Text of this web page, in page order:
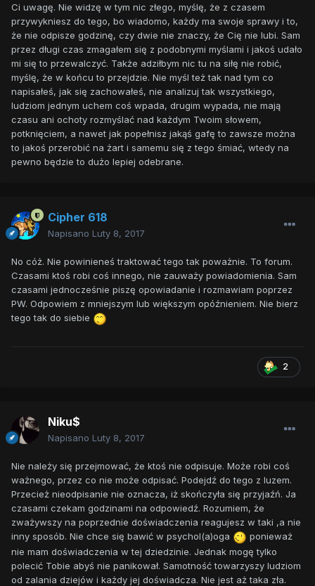
Ci uwagę. Nie widzę w tym nic złego, myślę, że z czasem
przywykniesz do tego, bo wiadomo, każdy ma swoje sprawy i to,
że nie odpisze godzinę, czy dwie nie znaczy, że Cię nie lubi. Sam
przez długi czas zmagałem się z podobnymi myślami i jakoś udało
mi się to przewalczyć. Także adziłbym nic tu na siłę nie robić,
myślę, że w końcu to przejdzie. Nie myśl też tak nad tym co
napisałeś, jak się zachowałeś, nie analizuj tak wszystkiego,
ludziom jednym uchem coś wpada, drugim wypada, nie mają
czasu ani ochoty rozmyślać nad każdym Twoim słowem,
potknięciem, a nawet jak popełnisz jakąś gafę to zawsze można
to jakoś przerobić na żart i samemu się z tego śmiać, wtedy na
pewno będzie to dużo lepiej odebrane.
Cipher 618
Napisano Luty 8, 2017
No cóż. Nie powinieneś traktować tego tak poważnie. To forum.
Czasami ktoś robi coś innego, nie zauważy powiadomienia. Sam
czasami jednocześnie piszę opowiadanie i rozmawiam poprzez
PW. Odpowiem z mniejszym lub większym opóźnieniem. Nie bierz
tego tak do siebie
2
Niku$
Napisano Luty 8, 2017
Nie należy się przejmować, że ktoś nie odpisuje. Może robi coś
ważnego, przez co nie może odpisać. Podejdź do tego z luzem.
Przecież nieodpisanie nie oznacza, iż skończyła się przyjaźń. Ja
czasami czekam godzinami na odpowiedź. Rozumiem, że
zważywszy na poprzednie doświadczenia reagujesz w taki ,a nie
inny sposób. Nie chce się bawić w psychol(a)oga
ponieważ
nie mam doświadczenia w tej dziedzinie. Jednak mogę tylko
polecić Tobie abyś nie panikował. Samotność towarzyszy ludziom
od zalania dziejów i każdy jej doświadcza. Nie jest aż taka zła.